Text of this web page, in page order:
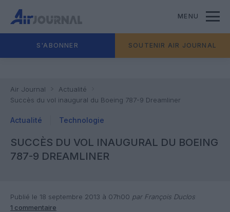
MENU
S'ABONNER SOUTENIR AIR JOURNAL
Air Journal
Actualité
Succès du vol inaugural du Boeing 787-9 Dreamliner
Actualité Technologie
SUCCÈS DU VOL INAUGURAL DU BOEING
787-9 DREAMLINER
Publié le 18 septembre 2013 à 07h00 par François Duclos
1 commentaire